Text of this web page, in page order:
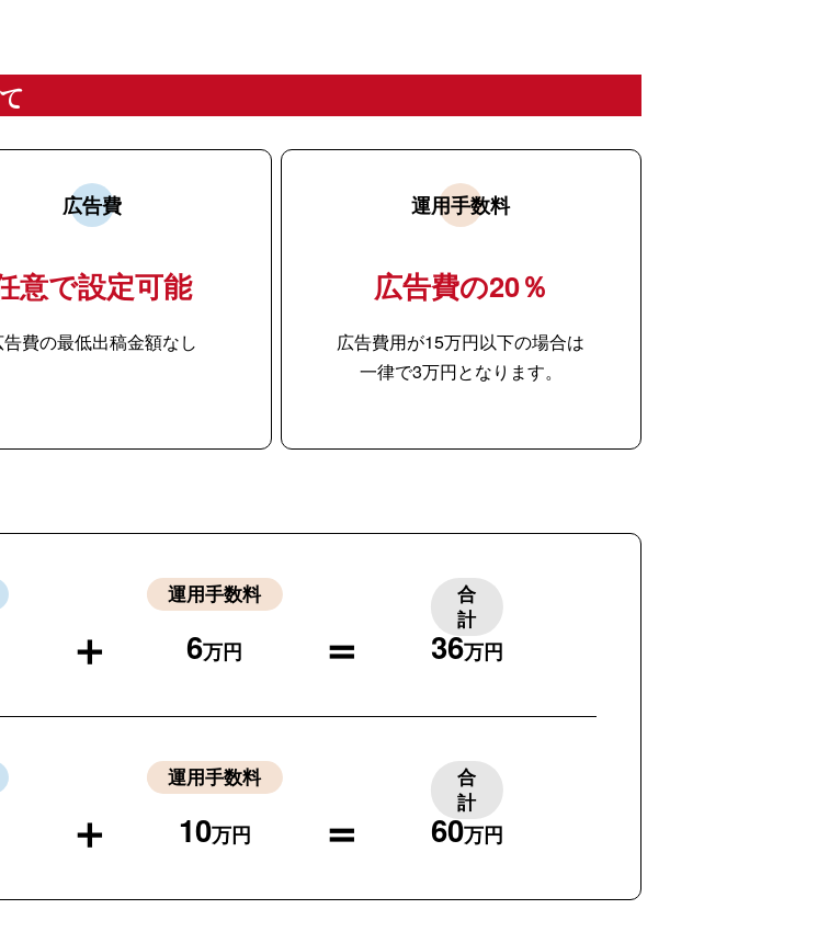
広告費
意で設定可能
告費の最低出稿金額なし
運用手数料
広告費の20％
広告費用が15万円以下の場合は
一律で3万円となります。
＋
運用手数料
6万円 ＝
合
計
36万円
＋
運用手数料
10万円 ＝
合
計
60万円